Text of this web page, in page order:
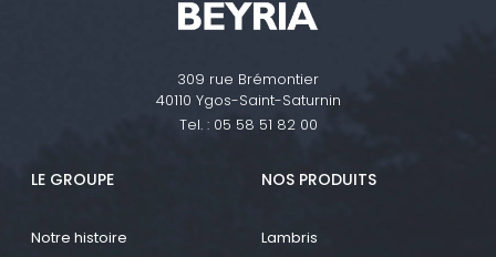
309 rue Brémontier
40110 Ygos-Saint-Saturnin
Tel. : 05 58 51 82 00
LE GROUPE
Notre histoire
NOS PRODUITS
Lambris